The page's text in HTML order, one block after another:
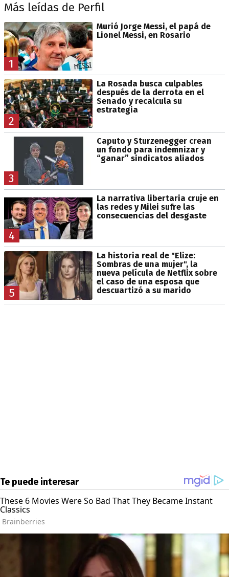
Más leídas de Perfil
1
Murió Jorge Messi, el papá de
Lionel Messi, en Rosario
2
La Rosada busca culpables
después de la derrota en el
Senado y recalcula su
estrategia
3
Caputo y Sturzenegger crean
un fondo para indemnizar y
“ganar” sindicatos aliados
4
La narrativa libertaria cruje en
las redes y Milei sufre las
consecuencias del desgaste
5
La historia real de "Elize:
Sombras de una mujer", la
nueva película de Netflix sobre
el caso de una esposa que
descuartizó a su marido